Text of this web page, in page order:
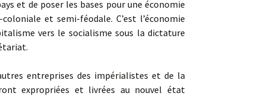
et de poser les bases pour une économie
et semi-féodale. C’est l’économie
vers le socialisme sous la dictature
entreprises des impérialistes et de la
expropriées et livrées au nouvel état